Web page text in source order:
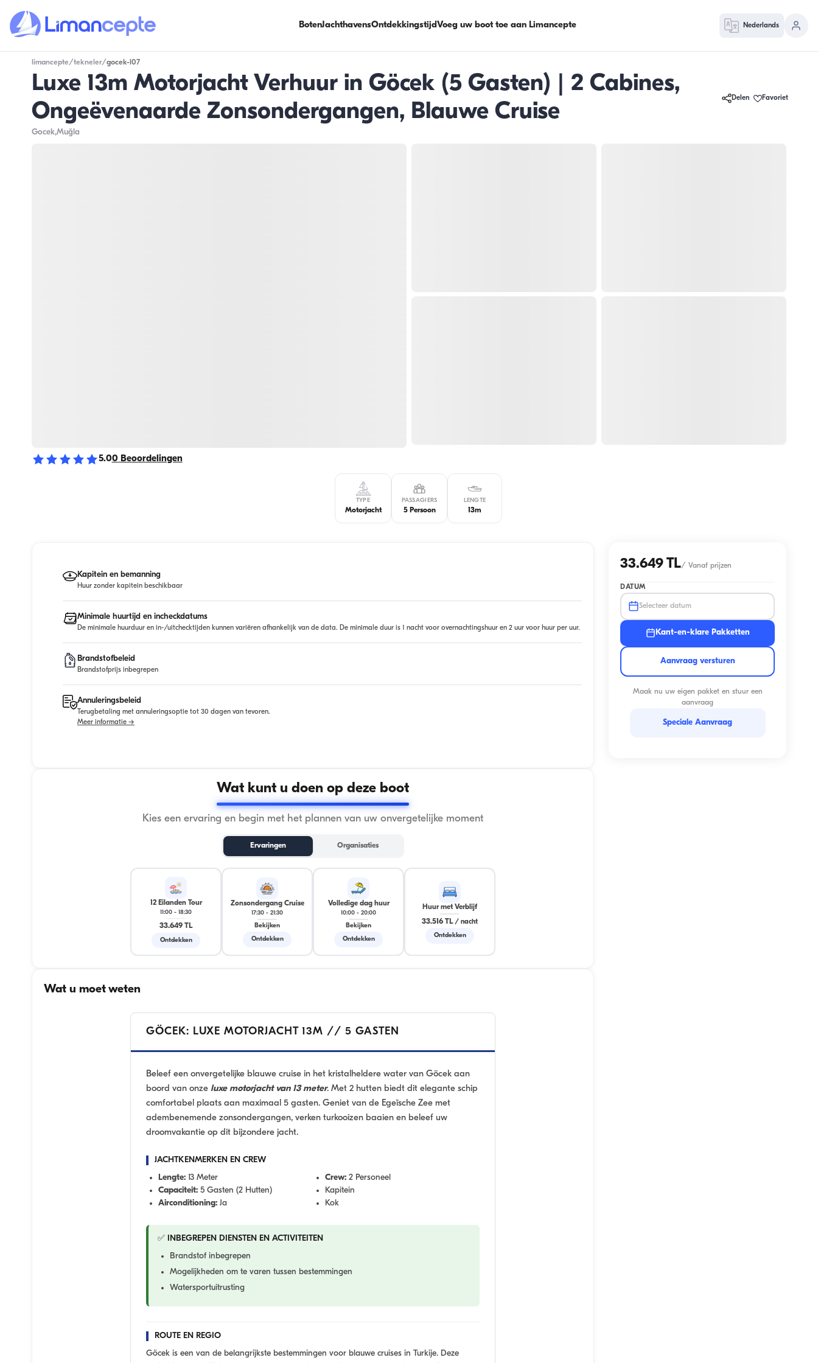
BotenJachthavensOntdekkingstijdVoeg uw boot toe aan Limancepte Nederlands
limancepte/tekneler/gocek-l07
Luxe 13m Motorjacht Verhuur in Göcek (5 Gasten) | 2 Cabines,
Ongeëvenaarde Zonsondergangen, Blauwe Cruise
Delen Favoriet
Gocek,Muğla
5.00 Beoordelingen
TYPE
Motorjacht
PASSAGIERS
5 Persoon
LENGTE
13m
Kapitein en bemanning
Huur zonder kapitein beschikbaar
Minimale huurtijd en incheckdatums
De minimale huurduur en in-/uitchecktijden kunnen variëren afhankelijk van de data. De minimale duur is 1 nacht voor overnachtingshuur en 2 uur voor huur per uur.
Brandstofbeleid
Brandstofprijs inbegrepen
Annuleringsbeleid
Terugbetaling met annuleringsoptie tot 30 dagen van tevoren.
Meer informatie →
Wat kunt u doen op deze boot
Kies een ervaring en begin met het plannen van uw onvergetelijke moment
Ervaringen Organisaties
12 Eilanden Tour
11:00 - 18:30
33.649 TL
Ontdekken
Zonsondergang Cruise
17:30 - 21:30
Bekijken
Ontdekken
Volledige dag huur
10:00 - 20:00
Bekijken
Ontdekken
Huur met Verblijf
33.516 TL/ nacht
Ontdekken
Wat u moet weten
GÖCEK: LUXE MOTORJACHT 13M // 5 GASTEN
Beleef een onvergetelijke blauwe cruise in het kristalheldere water van Göcek aan
boord van onze luxe motorjacht van 13 meter. Met 2 hutten biedt dit elegante schip
comfortabel plaats aan maximaal 5 gasten. Geniet van de Egeïsche Zee met
adembenemende zonsondergangen, verken turkooizen baaien en beleef uw
droomvakantie op dit bijzondere jacht.
JACHTKENMERKEN EN CREW
Lengte: 13 Meter
Capaciteit: 5 Gasten (2 Hutten)
Airconditioning: Ja
Crew: 2 Personeel
Kapitein
Kok
✅ INBEGREPEN DIENSTEN EN ACTIVITEITEN
Brandstof inbegrepen
Mogelijkheden om te varen tussen bestemmingen
Watersportuitrusting
ROUTE EN REGIO
Göcek is een van de belangrijkste bestemmingen voor blauwe cruises in Turkije. Deze
33.649 TL/ Vanaf prijzen
DATUM
Selecteer datum
Kant-en-klare Pakketten
Aanvraag versturen
Maak nu uw eigen pakket en stuur een
aanvraag
Speciale Aanvraag